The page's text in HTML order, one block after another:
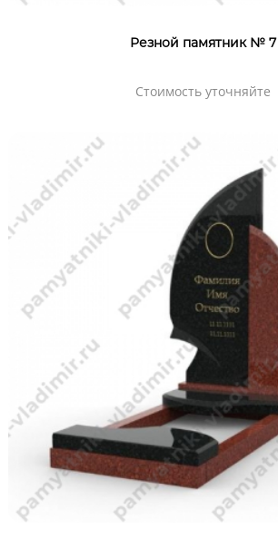
Резной памятник № 7
Стоимость уточняйте